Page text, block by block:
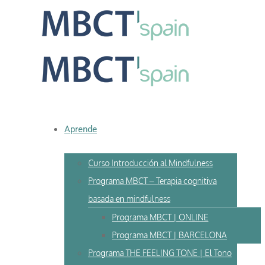
Aprende
Curso Introducción al Mindfulness
Programa MBCT – Terapia cognitiva
basada en mindfulness
Programa MBCT | ONLINE
Programa MBCT | BARCELONA
Programa THE FEELING TONE | El Tono